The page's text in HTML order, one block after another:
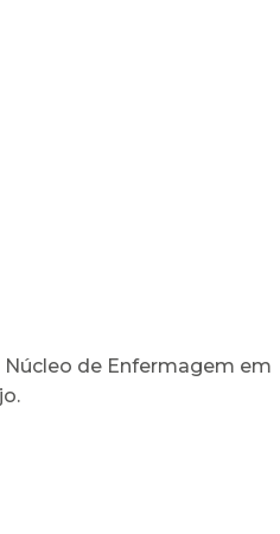
de Enfermagem em